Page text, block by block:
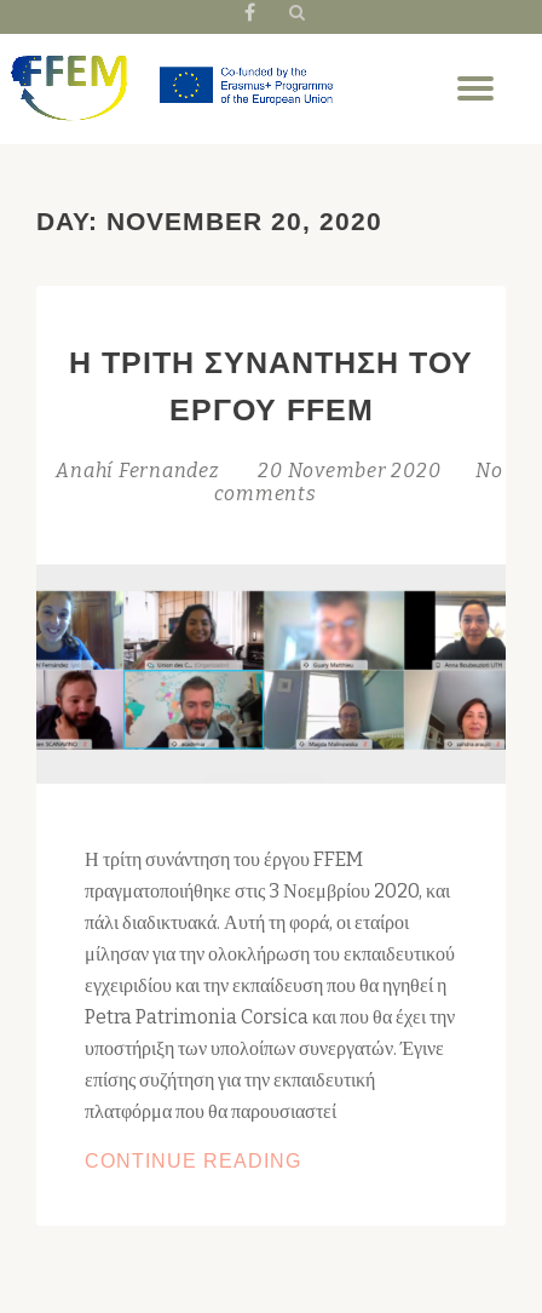
Skip
content
fa-
DAY: NOVEMBER 20, 2020
Η ΤΡΊΤΗ ΣΥΝΆΝΤΗΣΗ ΤΟΥ
ΈΡΓΟΥ FFEM
Anahí Fernandez 20 November 2020
No
comments
Η τρίτη συνάντηση του έργου FFEM
πραγματοποιήθηκε στις 3 Νοεμβρίου 2020, και
πάλι διαδικτυακά. Αυτή τη φορά, οι εταίροι
μίλησαν για την ολοκλήρωση του εκπαιδευτικού
εγχειριδίου και την εκπαίδευση που θα ηγηθεί η
Petra Patrimonia Corsica και που θα έχει την
υποστήριξη των υπολοίπων συνεργατών. Έγινε
επίσης συζήτηση για την εκπαιδευτική
πλατφόρμα που θα παρουσιαστεί
CONTINUE READING